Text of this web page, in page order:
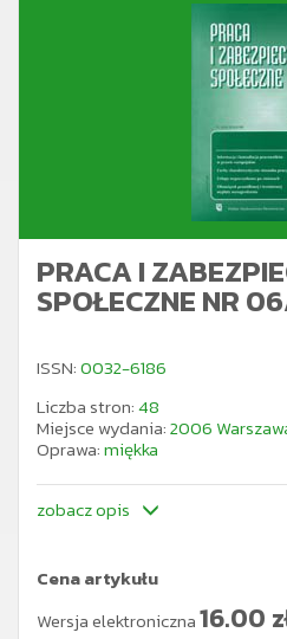
PRACA I
SPOŁECZNE NR
ISSN:0032-6186
Liczba stron:48
Miejsce wydania:2006
Oprawa:miękka
zobacz opis
Cena artykułu
Wersja elektroniczna16.00